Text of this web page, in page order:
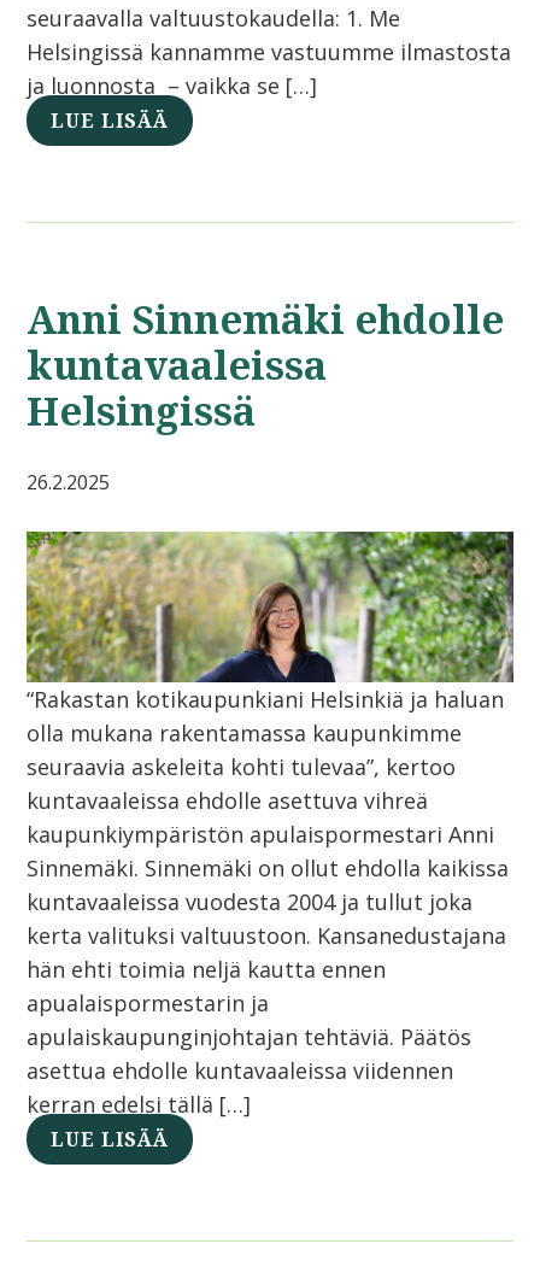
seuraavalla valtuustokaudella: 1. Me
Helsingissä kannamme vastuumme ilmastosta
ja luonnosta – vaikka se […]
LUE LISÄÄ
Anni Sinnemäki ehdolle
kuntavaaleissa
Helsingissä
26.2.2025
“Rakastan kotikaupunkiani Helsinkiä ja haluan
olla mukana rakentamassa kaupunkimme
seuraavia askeleita kohti tulevaa”, kertoo
kuntavaaleissa ehdolle asettuva vihreä
kaupunkiympäristön apulaispormestari Anni
Sinnemäki. Sinnemäki on ollut ehdolla kaikissa
kuntavaaleissa vuodesta 2004 ja tullut joka
kerta valituksi valtuustoon. Kansanedustajana
hän ehti toimia neljä kautta ennen
apualaispormestarin ja
apulaiskaupunginjohtajan tehtäviä. Päätös
asettua ehdolle kuntavaaleissa viidennen
kerran edelsi tällä […]
LUE LISÄÄ